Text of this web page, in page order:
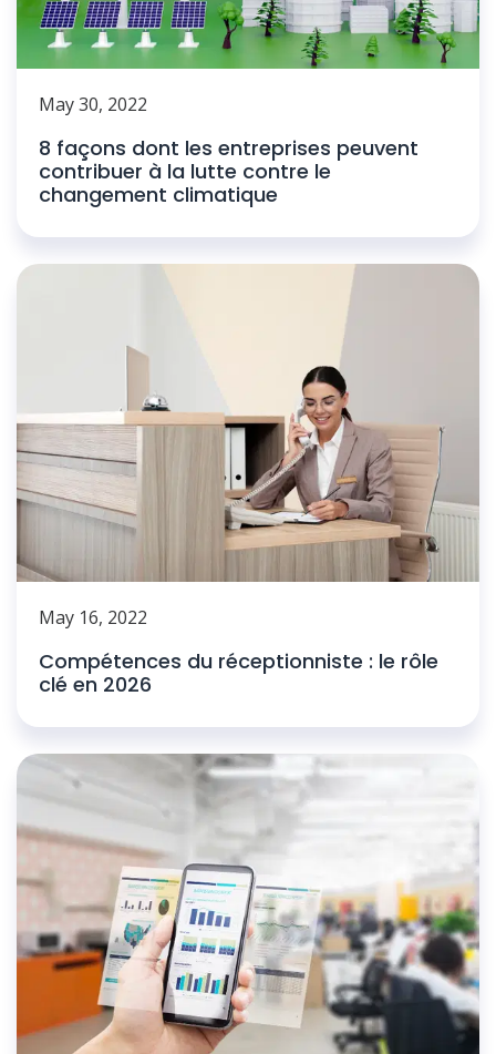
May 30, 2022
8 façons dont les entreprises peuvent
contribuer à la lutte contre le
changement climatique
May 16, 2022
Compétences du réceptionniste : le rôle
clé en 2026